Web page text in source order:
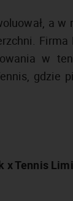
a
w
gdzie
x Tennis